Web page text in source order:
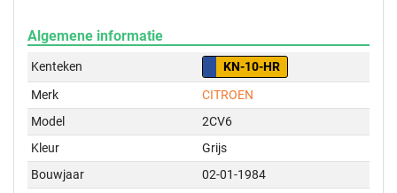
Algemene informatie
Kenteken
KN-10-HR
Merk
CITROEN
Model
2CV6
Kleur
Grijs
Bouwjaar
02-01-1984